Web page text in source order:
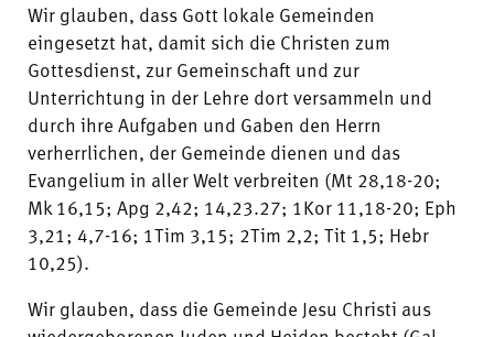
Wir glauben, dass Gott lokale Gemeinden
eingesetzt hat, damit sich die Christen zum
Gottesdienst, zur Gemeinschaft und zur
Unterrichtung in der Lehre dort versammeln und
durch ihre Aufgaben und Gaben den Herrn
verherrlichen, der Gemeinde dienen und das
Evangelium in aller Welt verbreiten (Mt 28,18-20;
Mk 16,15; Apg 2,42; 14,23.27; 1Kor 11,18-20; Eph
3,21; 4,7-16; 1Tim 3,15; 2Tim 2,2; Tit 1,5; Hebr
10,25).
Wir glauben, dass die Gemeinde Jesu Christi aus